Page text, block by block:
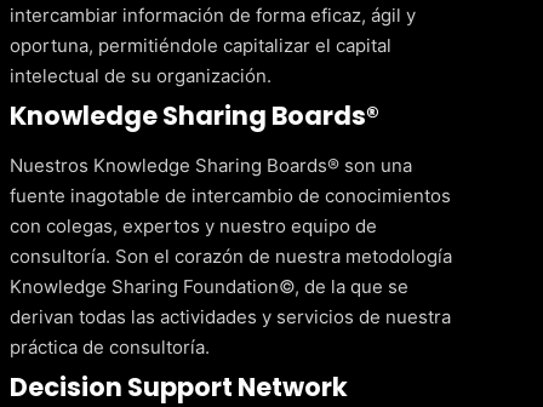
intercambiar información de forma eficaz, ágil y
oportuna, permitiéndole capitalizar el capital
intelectual de su organización.
Knowledge Sharing Boards®
Nuestros Knowledge Sharing Boards® son una
fuente inagotable de intercambio de conocimientos
con colegas, expertos y nuestro equipo de
consultoría. Son el corazón de nuestra metodología
Knowledge Sharing Foundation©, de la que se
derivan todas las actividades y servicios de nuestra
práctica de consultoría.
Decision Support Network